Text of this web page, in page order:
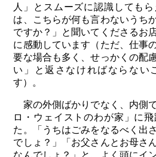
人」とスムーズに認識しても
は、こちらが何も言わないうち
ですか？」と聞いてくださるお
に感動しています（ただ、仕事
要な場合も多く、せっかくの配
い」と返さなければならない
す）。
家の外側ばかりでなく、内側
ロ・ウェイストのわが家」に
た。「うちはごみをなるべく出
でしょ？」「お父さんとお母さ
なんでしょ？」と、よく頭にイ